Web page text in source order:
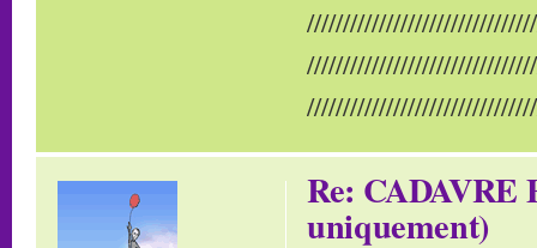
Re:
uniquement)